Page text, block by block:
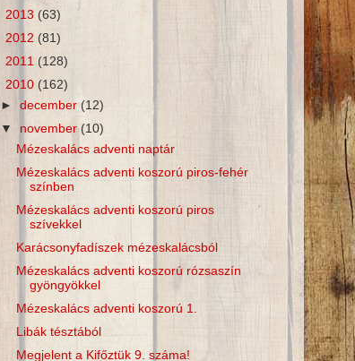
2013 (63)
2012 (81)
2011 (128)
2010 (162)
►december(12)
▼ november (10)
Mézeskalács adventi naptár
Mézeskalács adventi koszorú piros-fehér
színben
Mézeskalács adventi koszorú piros
szívekkel
Karácsonyfadíszek mézeskalácsból
Mézeskalács adventi koszorú rózsaszín
gyöngyökkel
Mézeskalács adventi koszorú 1.
Libák tésztából
Megjelent a Kifőztük 9. száma!